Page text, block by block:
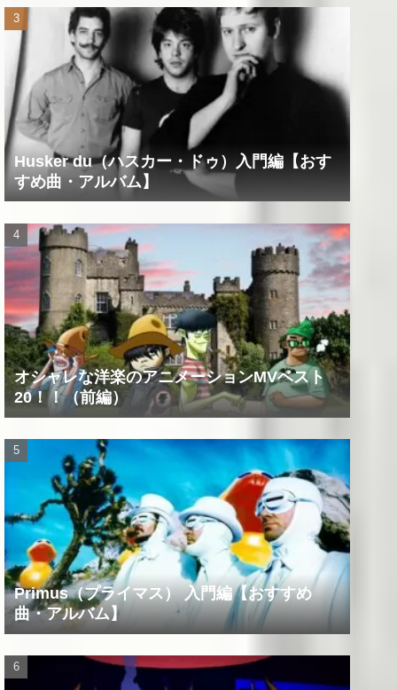
Husker du（ハスカー・ドゥ）入門編【おす
すめ曲・アルバム】
オシャレな洋楽のアニメーションMVベスト
20！！（前編）
Primus（プライマス） 入門編【おすすめ
曲・アルバム】